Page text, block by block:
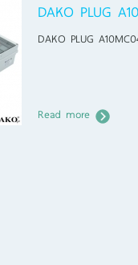
DAKO PLUG
DAKO PLUG
Read more